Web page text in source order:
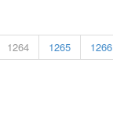
1264 1265 1266